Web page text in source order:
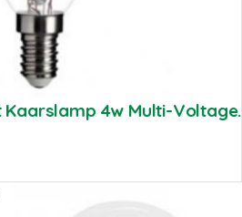
Kaarslamp 4w Multi-Voltage.